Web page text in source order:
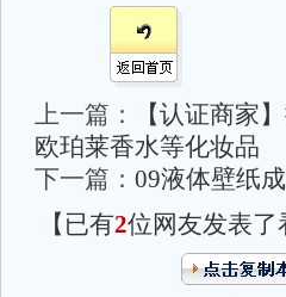
上一篇：
【认证商家
欧珀莱香水等化妆品
下一篇： 09液体壁纸
【已有2位网友发表了